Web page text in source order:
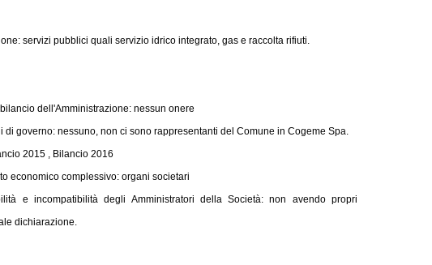
servizi pubblici quali servizio idrico integrato, gas e raccolta rifiuti.
dell'Amministrazione: nessun onere
governo: nessuno, non ci sono rappresentanti del Comune in Cogeme Spa.
2015 , Bilancio 2016
economico complessivo: organi societari
e incompatibilità degli Amministratori della Società: non avendo propri
dichiarazione.